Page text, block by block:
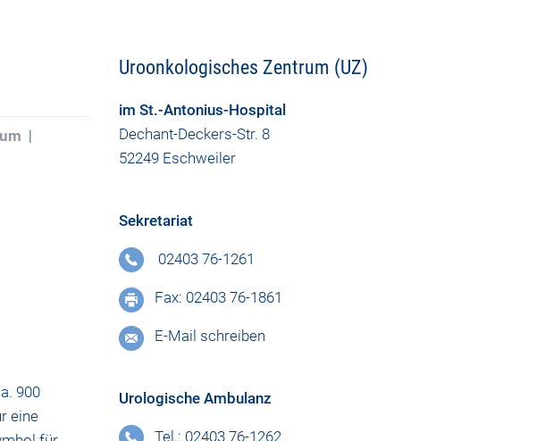
900
eine
Uroonkologisches Zentrum (UZ)
im St.-Antonius-Hospital
Dechant-Deckers-Str. 8
52249 Eschweiler
Sekretariat
02403 76-1261
Fax: 02403 76-1861
E-Mail schreiben
Urologische Ambulanz
Tel.: 02403 76-1262